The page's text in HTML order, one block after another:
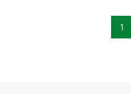
1